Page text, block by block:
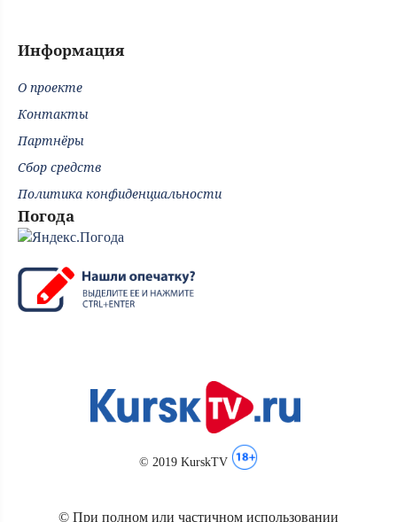
Информация
О проекте
Контакты
Партнёры
Сбор средств
Политика конфиденциальности
Погода
© 2019 KurskTV
© При полном или частичном использовании